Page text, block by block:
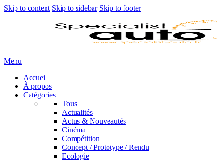
Skip to content Skip to sidebar Skip to footer
Menu
Accueil
À propos
Catégories
Tous
Actualités
Actus & Nouveautés
Cinéma
Compétition
Concept / Prototype / Rendu
Ecologie